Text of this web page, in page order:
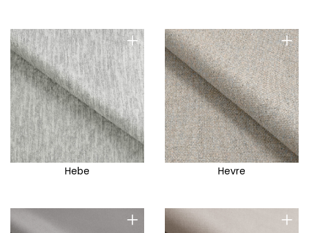
+
Hebe
+
Hevre
+ +